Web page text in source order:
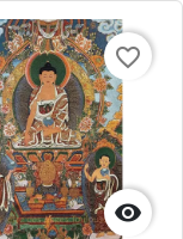

favorite_border